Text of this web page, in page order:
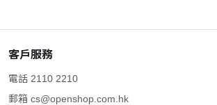
客戶服務
電話 2110 2210
郵箱 cs@openshop.com.hk